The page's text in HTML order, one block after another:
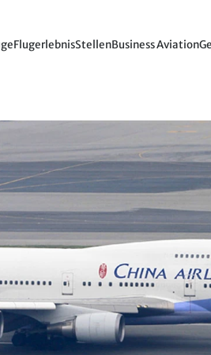
FlugerlebnisStellenBusiness Aviation